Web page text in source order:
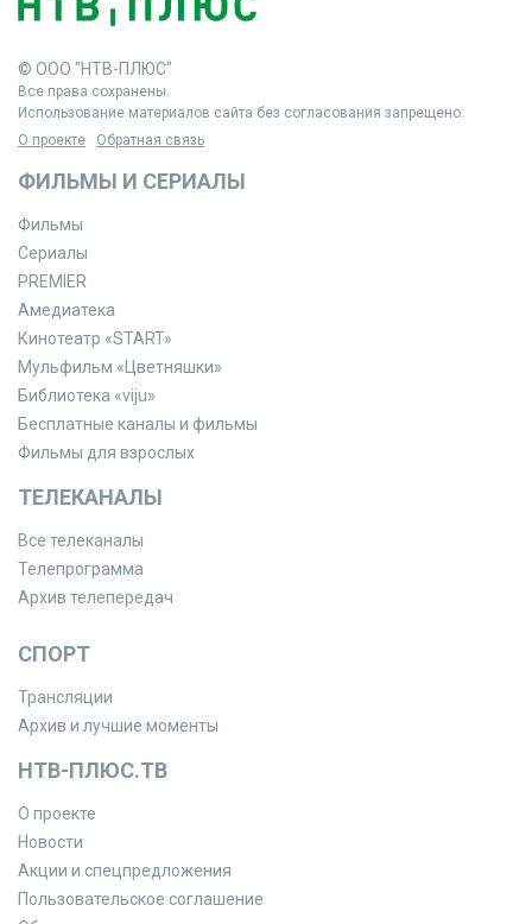
© ООО "НТВ-ПЛЮС"
Все права сохранены.
Использование материалов сайта без согласования запрещено.
О проекте
Обратная связь
ФИЛЬМЫ И СЕРИАЛЫ
Фильмы
Сериалы
PREMIER
Амедиатека
Кинотеатр «START»
Мульфильм «Цветняшки»
Библиотека «viju»
Бесплатные каналы и фильмы
Фильмы для взрослых
ТЕЛЕКАНАЛЫ
Все телеканалы
Телепрограмма
Архив телепередач
СПОРТ
Трансляции
Архив и лучшие моменты
НТВ-ПЛЮС.ТВ
О проекте
Новости
Акции и спецпредложения
Пользовательское соглашение